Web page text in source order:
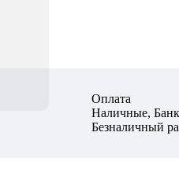
Оплата
Наличные,
Безналичный